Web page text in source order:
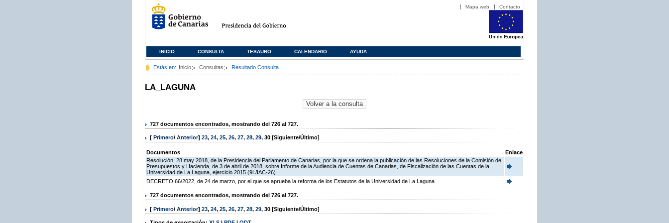
Mapa web Contacto
INICIO CONSULTA TESAURO CALENDARIO AYUDA
Estás en: Inicio Consultas Resultado Consulta
LA_LAGUNA
727 documentos encontrados, mostrando del 726 al 727.
[ Primero/ Anterior] 23, 24, 25, 26, 27, 28, 29, 30 [Siguiente/Último]
Documentos
Enlace
Resolución, 28 may 2018, de la Presidencia del Parlamento de Canarias, por la que se ordena la publicación de las Resoluciones de la Comisión de
Presupuestos y Hacienda, de 3 de abril de 2018, sobre Informe de la Audiencia de Cuentas de Canarias, de Fiscalización de las Cuentas de la
Universidad de La Laguna, ejercicio 2015 (9L/IAC-26)
DECRETO 66/2022, de 24 de marzo, por el que se aprueba la reforma de los Estatutos de la Universidad de La Laguna
727 documentos encontrados, mostrando del 726 al 727.
[ Primero/ Anterior] 23, 24, 25, 26, 27, 28, 29, 30 [Siguiente/Último]